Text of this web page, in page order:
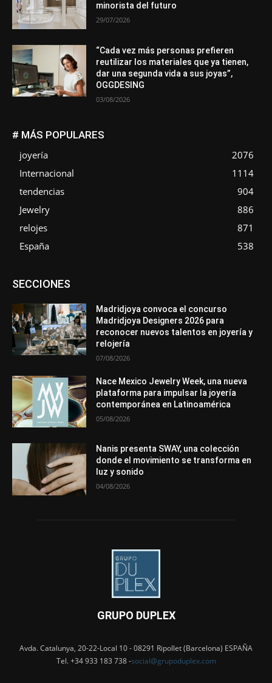
minorista del futuro
29/07/2026
“Cada vez más personas prefieren
reutilizar los materiales que ya tienen,
dar una segunda vida a sus joyas”,
OGGDESING
03/08/2026
# MÁS POPULARES
joyería
2076
Internacional
1114
tendencias
904
Jewelry
886
relojes
871
España
538
SECCIONESAsociaciones
Entrevistas
Mundo Técnico
Novedades Opiniones
Perspectiva
Premios
Secciones Sin categoría
Más
Madridjoya convoca el concurso
Madridjoya Designers 2026 para
reconocer nuevos talentos en joyería y
relojería
07/08/2026
Nace Mexico Jewelry Week, una nueva
plataforma para impulsar la joyería
contemporánea en Latinoamérica
05/08/2026
Nanis presenta SWAY, una colección
donde el movimiento se transforma en
luz y sonido
04/08/2026
GRUPO DUPLEX
Avda. Catalunya, 20-22-Local 10 - 08291 Ripollet (Barcelona) ESPAÑA
Tel. +34 933 183 738 -social@grupoduplex.com